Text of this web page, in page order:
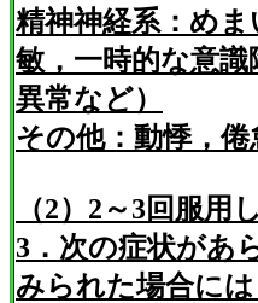
精神神経系：め
敏，一時的な意
異常など）
その他：動悸，
（2）2～3回服
3．次の症状があ
みられた場合に